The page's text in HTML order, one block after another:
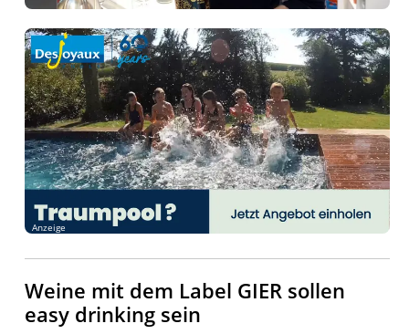
Anzeige
Weine mit dem Label GIER sollen
easy drinking sein